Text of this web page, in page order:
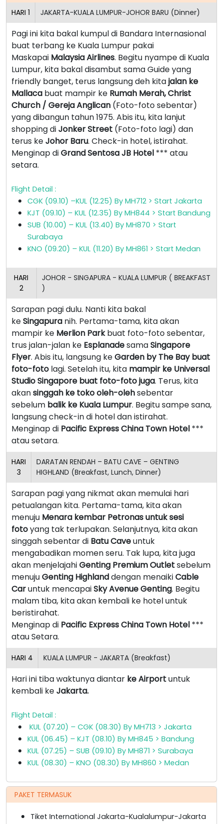
HARI 1 JAKARTA-KUALA LUMPUR-JOHOR BARU (Dinner)
Pagi ini kita bakal kumpul di Bandara Internasional
buat terbang ke Kuala Lumpur pakai
Maskapai Malaysia Airlines. Begitu nyampe di Kuala
Lumpur, kita bakal disambut sama Guide yang
friendly banget, terus langsung deh kitajalan ke
Mallaca buat mampir ke Rumah Merah, Christ
Church / Gereja Anglican (Foto-foto sebentar)
yang dibangun tahun 1975. Abis itu, kita lanjut
shopping diJonker Street (Foto-foto lagi) dan
terus keJohor Baru. Check-in hotel, istirahat.
Menginap diGrand Sentosa JB Hotel *** atau
setara.
Flight Detail :
CGK (09.10) –KUL (12.25) By MH712 > Start Jakarta
KJT (09.10) – KUL (12.35) By MH844 > Start Bandung
SUB (10.00) – KUL (13.40) By MH870 > Start
Surabaya
KNO (09.20) – KUL (11.20) By MH861 > Start Medan
HARI
2
JOHOR - SINGAPURA - KUALA LUMPUR ( BREAKFAST
)
Sarapan pagi dulu. Nanti kita bakal
keSingapura nih. Pertama-tama, kita akan
mampir ke Merlion Parkbuat foto-foto sebentar,
trus jalan-jalan ke EsplanadesamaSingapore
Flyer. Abis itu, langsung keGarden by The Bay buat
foto-foto lagi. Setelah itu, kita mampir ke Universal
Studio Singapore buat foto-foto juga. Terus, kita
akansinggah ke toko oleh-olehsebentar
sebelum balik ke Kuala Lumpur. Begitu sampe sana,
langsung check-in di hotel dan istirahat.
Menginap di Pacific Express China Town Hotel ***
atau setara.
HARI
3
DARATAN RENDAH – BATU CAVE – GENTING
HIGHLAND (Breakfast, Lunch, Dinner)
Sarapan pagi yang nikmat akan memulai hari
petualangan kita. Pertama-tama, kita akan
menuju Menara kembar Petronas untuk sesi
fotoyang tak terlupakan. Selanjutnya, kita akan
singgah sebentar di Batu Caveuntuk
mengabadikan momen seru. Tak lupa, kita juga
akan menjelajahiGenting Premium Outletsebelum
menujuGenting Highlanddengan menaikiCable
Caruntuk mencapaiSky Avenue Genting. Begitu
malam tiba, kita akan kembali ke hotel untuk
beristirahat.
Menginap di Pacific Express China Town Hotel ***
atau Setara.
HARI 4 KUALA LUMPUR - JAKARTA (Breakfast)
Hari ini tiba waktunya diantar ke Airportuntuk
kembali keJakarta.
Flight Detail :
KUL (07.20) – CGK (08.30) By MH713 > Jakarta
KUL (06.45) – KJT (08.10) By MH845 > Bandung
KUL (07.25) – SUB (09.10) By MH871 > Surabaya
KUL (08.30) – KNO (08.30) By MH860 > Medan
PAKET TERMASUK
Tiket International Jakarta-Kualalumpur-Jakarta